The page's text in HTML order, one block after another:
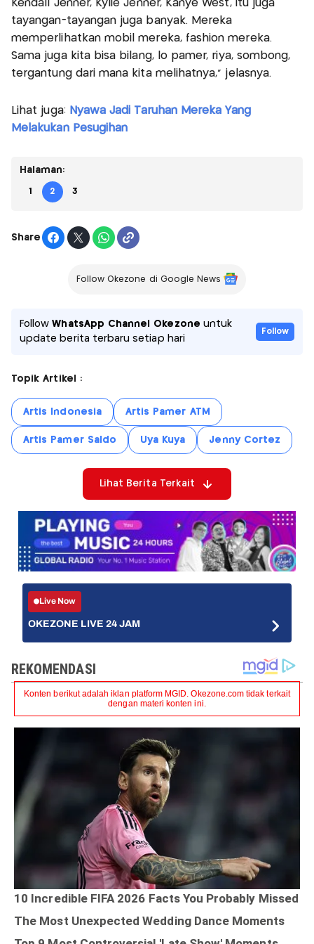
Kendall Jenner, Kylie Jenner, Kanye West, itu juga
tayangan-tayangan juga banyak. Mereka
memperlihatkan mobil mereka, fashion mereka.
Sama juga kita bisa bilang, lo pamer, riya, sombong,
tergantung dari mana kita melihatnya," jelasnya.
Lihat juga: Nyawa Jadi Taruhan Mereka Yang
Melakukan Pesugihan
Halaman:
1 2 3
Share
Follow Okezone di Google News
FollowWhatsApp Channel Okezone untuk
update berita terbaru setiap hari
Follow
Topik Artikel :
Artis Indonesia Artis Pamer ATM
Artis Pamer Saldo Uya Kuya Jenny Cortez
Lihat Berita Terkait
Live Now
OKEZONE LIVE 24 JAM